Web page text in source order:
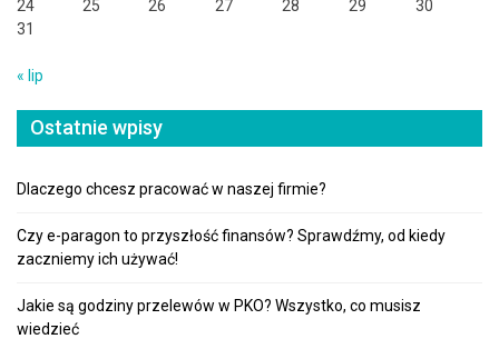
24
25 26 27 28 29
30
31
« lip
Ostatnie wpisy
Dlaczego chcesz pracować w naszej firmie?
Czy e-paragon to przyszłość finansów? Sprawdźmy, od kiedy
zaczniemy ich używać!
Jakie są godziny przelewów w PKO? Wszystko, co musisz
wiedzieć